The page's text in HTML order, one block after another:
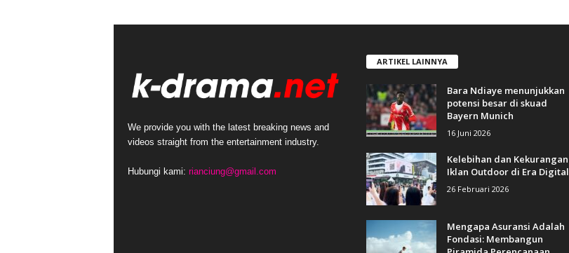
We provide you with the latest breaking news and
videos straight from the entertainment industry.
Hubungi kami: rianciung@gmail.com
ARTIKEL LAINNYA
Bara Ndiaye menunjukkan
potensi besar di skuad
Bayern Munich
16 Juni 2026
Kelebihan dan Kekurangan
Iklan Outdoor di Era Digital
26 Februari 2026
Mengapa Asuransi Adalah
Fondasi: Membangun